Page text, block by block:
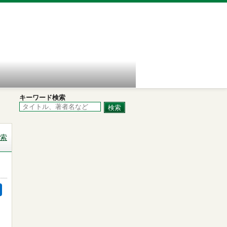
キーワード検索